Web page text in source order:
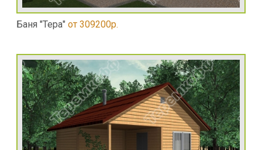
Баня "Тера" от 309200р.